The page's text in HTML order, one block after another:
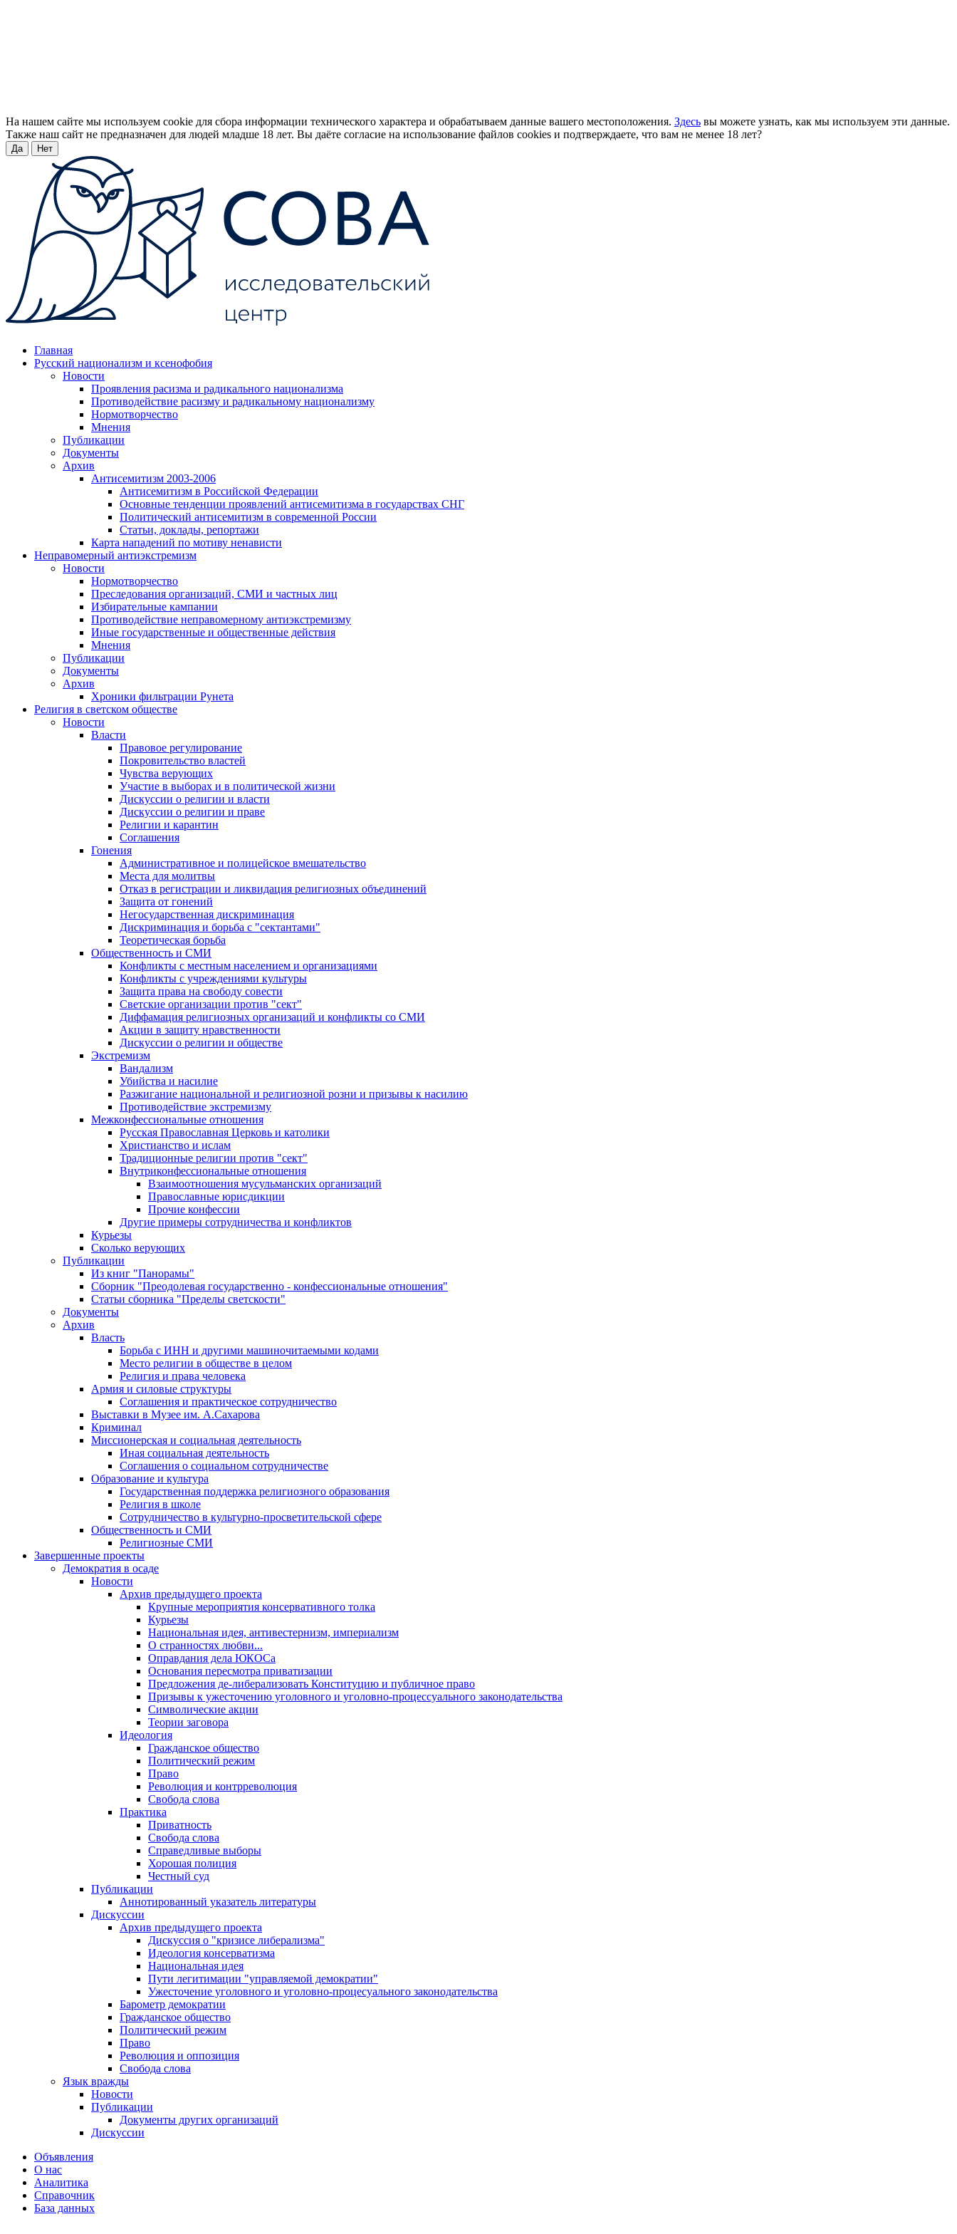
На нашем сайте мы используем cookie для сбора информации технического характера и обрабатываем данные вашего местоположения. Здесь вы можете узнать, как мы используем эти данные.
Также наш сайт не предназначен для людей младше 18 лет. Вы даёте согласие на использование файлов cookies и подтверждаете, что вам не менее 18 лет?
Да Нет
Главная
Русский национализм и ксенофобия
Новости
Проявления расизма и радикального национализма
Противодействие расизму и радикальному национализму
Нормотворчество
Мнения
Публикации
Документы
Архив
Антисемитизм 2003-2006
Антисемитизм в Российской Федерации
Основные тенденции проявлений антисемитизма в государствах СНГ
Политический антисемитизм в современной России
Статьи, доклады, репортажи
Карта нападений по мотиву ненависти
Неправомерный антиэкстремизм
Новости
Нормотворчество
Преследования организаций, СМИ и частных лиц
Избирательные кампании
Противодействие неправомерному антиэкстремизму
Иные государственные и общественные действия
Мнения
Публикации
Документы
Архив
Хроники фильтрации Рунета
Религия в светском обществе
Новости
Власти
Правовое регулирование
Покровительство властей
Чувства верующих
Участие в выборах и в политической жизни
Дискуссии о религии и власти
Дискуссии о религии и праве
Религии и карантин
Соглашения
Гонения
Административное и полицейское вмешательство
Места для молитвы
Отказ в регистрации и ликвидация религиозных объединений
Защита от гонений
Негосударственная дискриминация
Дискриминация и борьба с "сектантами"
Теоретическая борьба
Общественность и СМИ
Конфликты с местным населением и организациями
Конфликты с учреждениями культуры
Защита права на свободу совести
Светские организации против "сект"
Диффамация религиозных организаций и конфликты со СМИ
Акции в защиту нравственности
Дискуссии о религии и обществе
Экстремизм
Вандализм
Убийства и насилие
Разжигание национальной и религиозной розни и призывы к насилию
Противодействие экстремизму
Межконфессиональные отношения
Русская Православная Церковь и католики
Христианство и ислам
Традиционные религии против "сект"
Внутриконфессиональные отношения
Взаимоотношения мусульманских организаций
Православные юрисдикции
Прочие конфессии
Другие примеры сотрудничества и конфликтов
Курьезы
Сколько верующих
Публикации
Из книг "Панорамы"
Сборник "Преодолевая государственно - конфессиональные отношения"
Статьи сборника "Пределы светскости"
Документы
Архив
Власть
Борьба с ИНН и другими машиночитаемыми кодами
Место религии в обществе в целом
Религия и права человека
Армия и силовые структуры
Соглашения и практическое сотрудничество
Выставки в Музее им. А.Сахарова
Криминал
Миссионерская и социальная деятельность
Иная социальная деятельность
Соглашения о социальном сотрудничестве
Образование и культура
Государственная поддержка религиозного образования
Религия в школе
Сотрудничество в культурно-просветительской сфере
Общественность и СМИ
Религиозные СМИ
Завершенные проекты
Демократия в осаде
Новости
Архив предыдущего проекта
Крупные мероприятия консервативного толка
Курьезы
Национальная идея, антивестернизм, империализм
О странностях любви...
Оправдания дела ЮКОСа
Основания пересмотра приватизации
Предложения де-либерализовать Конституцию и публичное право
Призывы к ужесточению уголовного и уголовно-процессуального законодательства
Символические акции
Теории заговора
Идеология
Гражданское общество
Политический режим
Право
Революция и контрреволюция
Свобода слова
Практика
Приватность
Свобода слова
Справедливые выборы
Хорошая полиция
Честный суд
Публикации
Аннотированный указатель литературы
Дискуссии
Архив предыдущего проекта
Дискуссия о "кризисе либерализма"
Идеология консерватизма
Национальная идея
Пути легитимации "управляемой демократии"
Ужесточение уголовного и уголовно-процесуального законодательства
Барометр демократии
Гражданское общество
Политический режим
Право
Революция и оппозиция
Свобода слова
Язык вражды
Новости
Публикации
Документы других организаций
Дискуссии
Объявления
О нас
Аналитика
Справочник
База данных